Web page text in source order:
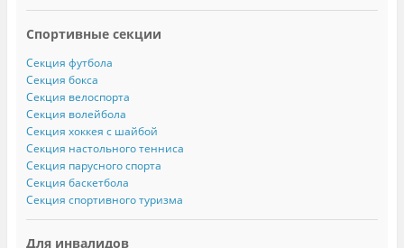
Спортивные секции
Секция футбола
Секция бокса
Секция велоспорта
Секция волейбола
Секция хоккея с шайбой
Секция настольного тенниса
Секция парусного спорта
Секция баскетбола
Секция спортивного туризма
Для инвалидов